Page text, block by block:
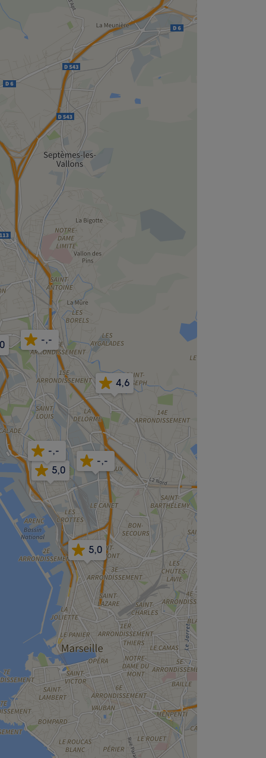
5,0
5,0
4,6
-,-
-,-
-,-